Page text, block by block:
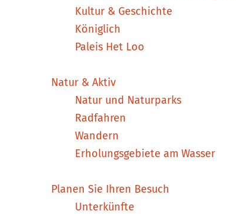
Kultur & Geschichte
Königlich
Paleis Het Loo
Natur & Aktiv
Natur und Naturparks
Radfahren
Wandern
Erholungsgebiete am Wasser
Planen Sie Ihren Besuch
Unterkünfte